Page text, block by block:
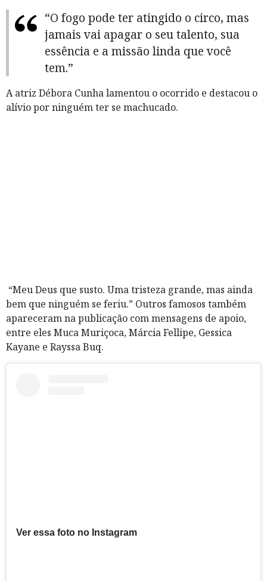
“O fogo pode ter atingido o circo, mas
jamais vai apagar o seu talento, sua
essência e a missão linda que você
tem.”
A atriz Débora Cunhalamentou o ocorrido e destacou o
alívio por ninguém ter se machucado.
“Meu Deus que susto. Uma tristeza grande, mas ainda
bem que ninguém se feriu.” Outros famosos também
apareceram na publicação com mensagens de apoio,
entre eles Muca Muriçoca,Márcia Fellipe, Gessica
Kayane e Rayssa Buq.
Ver essa foto no Instagram